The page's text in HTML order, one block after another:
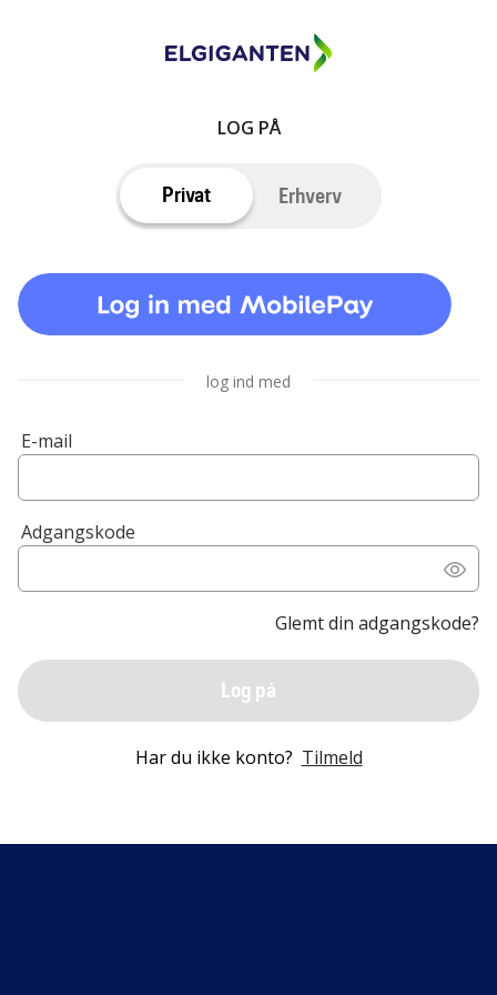
LOG PÅ
Privat Erhverv
log ind med
E-mail
Adgangskode
Glemt din adgangskode?
Log på
Har du ikke konto? Tilmeld